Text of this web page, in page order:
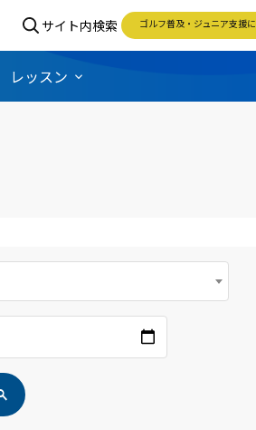
サイト内検索 ゴルフ普及・ジュニア支援に
レッスン